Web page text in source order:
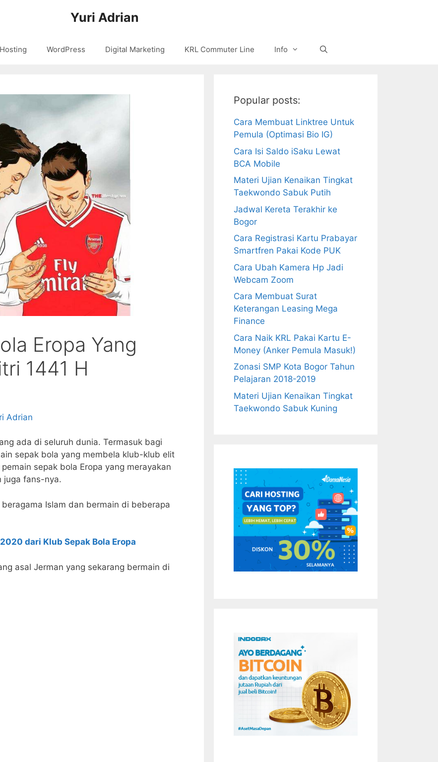
Yuri Adrian
WordPress Digital Marketing KRL Commuter Line Info
Eropa Yang
1441 H
Adrian
ada di seluruh dunia. Termasuk bagi
sepak bola yang membela klub-klub elit
sepak bola Eropa yang merayakan
juga fans-nya.
Islam dan bermain di beberapa
dari Klub Sepak Bola Eropa
asal Jerman yang sekarang bermain di
Popular posts:
Cara Membuat Linktree Untuk
Pemula (Optimasi Bio IG)
Cara Isi Saldo iSaku Lewat
BCA Mobile
Materi Ujian Kenaikan Tingkat
Taekwondo Sabuk Putih
Jadwal Kereta Terakhir ke
Bogor
Cara Registrasi Kartu Prabayar
Smartfren Pakai Kode PUK
Cara Ubah Kamera Hp Jadi
Webcam Zoom
Cara Membuat Surat
Keterangan Leasing Mega
Finance
Cara Naik KRL Pakai Kartu E-
Money (Anker Pemula Masuk!)
Zonasi SMP Kota Bogor Tahun
Pelajaran 2018-2019
Materi Ujian Kenaikan Tingkat
Taekwondo Sabuk Kuning